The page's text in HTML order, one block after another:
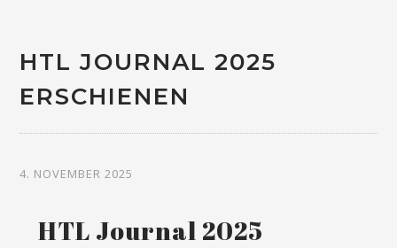
HTL JOURNAL 2025
ERSCHIENEN
4. NOVEMBER 2025
HTL Journal 2025